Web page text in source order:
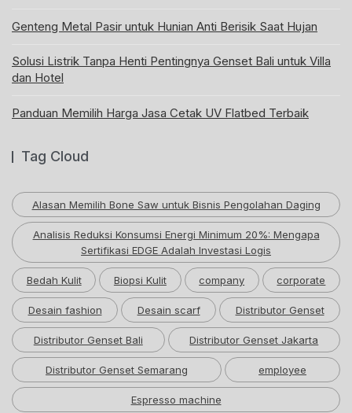
Genteng Metal Pasir untuk Hunian Anti Berisik Saat Hujan
Solusi Listrik Tanpa Henti Pentingnya Genset Bali untuk Villa
dan Hotel
Panduan Memilih Harga Jasa Cetak UV Flatbed Terbaik
Tag Cloud
Alasan Memilih Bone Saw untuk Bisnis Pengolahan Daging
Analisis Reduksi Konsumsi Energi Minimum 20%: Mengapa
Sertifikasi EDGE Adalah Investasi Logis
Bedah Kulit Biopsi Kulit company corporate
Desain fashion Desain scarf Distributor Genset
Distributor Genset Bali Distributor Genset Jakarta
Distributor Genset Semarang employee
Espresso machine